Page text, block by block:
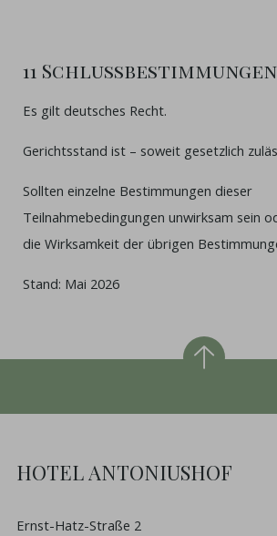
11 Schlussbestimmungen
Es gilt deutsches Recht.
Gerichtsstand ist – soweit gesetzlich
Sollten einzelne Bestimmungen dieser
Teilnahmebedingungen unwirksam sein
die Wirksamkeit der übrigen
Stand: Mai 2026
HOTEL ANTONIUSHOF
Ernst-Hatz-Straße 2